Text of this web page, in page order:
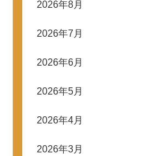
2026年8月
2026年7月
2026年6月
2026年5月
2026年4月
2026年3月